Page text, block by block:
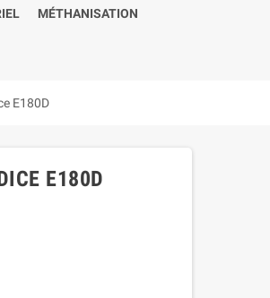
MÉTHANISATION
E180D
E180D